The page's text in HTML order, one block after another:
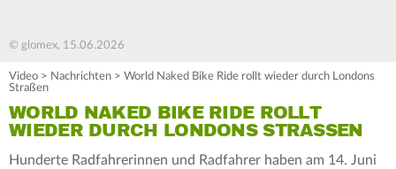
© glomex, 15.06.2026
Video > Nachrichten > World Naked Bike Ride rollt wieder durch Londons
Straßen
WORLD NAKED BIKE RIDE ROLLT
WIEDER DURCH LONDONS STRASSEN
Hunderte Radfahrerinnen und Radfahrer haben am 14. Juni